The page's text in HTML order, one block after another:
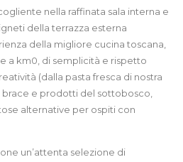
nella raffinata sala interna e
della terrazza esterna
della migliore cucina toscana,
a km0, di semplicità e rispetto
(dalla pasta fresca di nostra
e prodotti del sottobosco,
alternative per ospiti con
un’attenta selezione di